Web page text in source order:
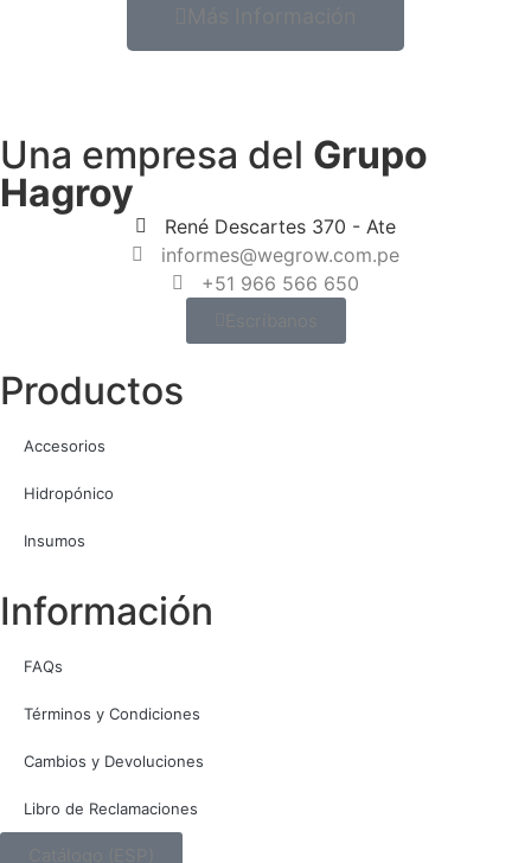
Una empresa del Grupo
Hagroy
René Descartes 370 - Ate
informes@wegrow.com.pe
+51 966 566 650
Productos
Accesorios
Hidropónico
Insumos
Información
FAQs
Términos y Condiciones
Cambios y Devoluciones
Libro de Reclamaciones